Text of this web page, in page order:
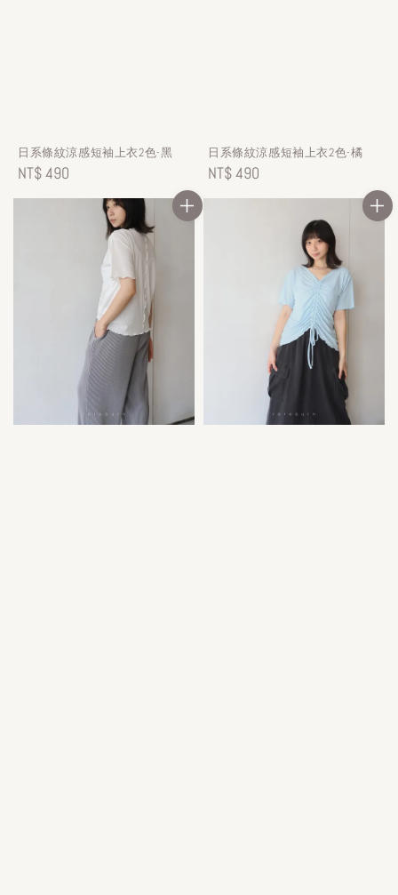
日系條紋涼感短袖上衣2色-黑
Regular
price
NT$ 490
日系條紋涼感短袖上衣2色-橘
Regular
price
NT$ 490